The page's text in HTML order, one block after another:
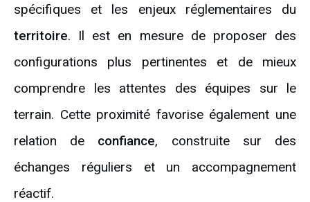
spécifiques et les enjeux réglementaires du
territoire. Il est en mesure de proposer des
configurations plus pertinentes et de mieux
comprendre les attentes des équipes sur le
terrain. Cette proximité favorise également une
relation de confiance, construite sur des
échanges réguliers et un accompagnement
réactif.